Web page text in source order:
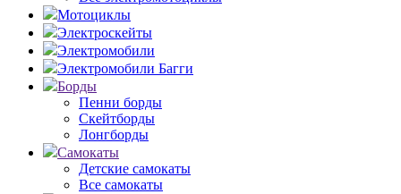
Мотоциклы
Электроскейты
Электромобили
Электромобили Багги
Борды
Пенни борды
Скейтборды
Лонгборды
Самокаты
Детские самокаты
Все самокаты